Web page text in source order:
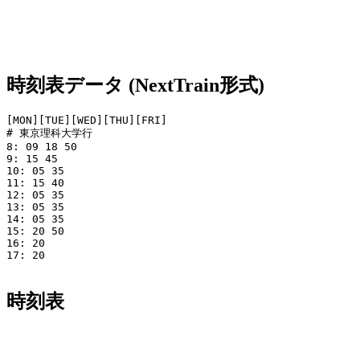
時刻表データ (NextTrain形式)
[MON][TUE][WED][THU][FRI]
# 東京理科大学行
8: 09 18 50
9: 15 45
10: 05 35
11: 15 40
12: 05 35
13: 05 35
14: 05 35
15: 20 50
16: 20
17: 20
時刻表